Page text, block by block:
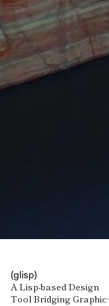
(glisp)
A Lisp-based Design
Tool Bridging Graphic